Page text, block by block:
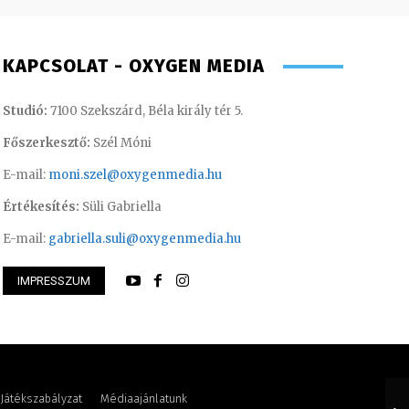
– operatőr-vágó – 2020
KAPCSOLAT - OXYGEN MEDIA
Studió: 7100 Szekszárd, Béla király tér 5.
Főszerkesztő: Szél Móni
E-mail: moni.szel@oxygenmedia.hu
Értékesítés: Süli Gabriella
E-mail: gabriella.suli@oxygenmedia.hu
IMPRESSZUM
Játékszabályzat Médiaajánlatunk